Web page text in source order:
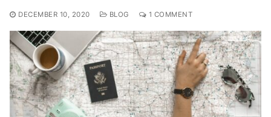
DECEMBER 10, 2020 BLOG 1 COMMENT